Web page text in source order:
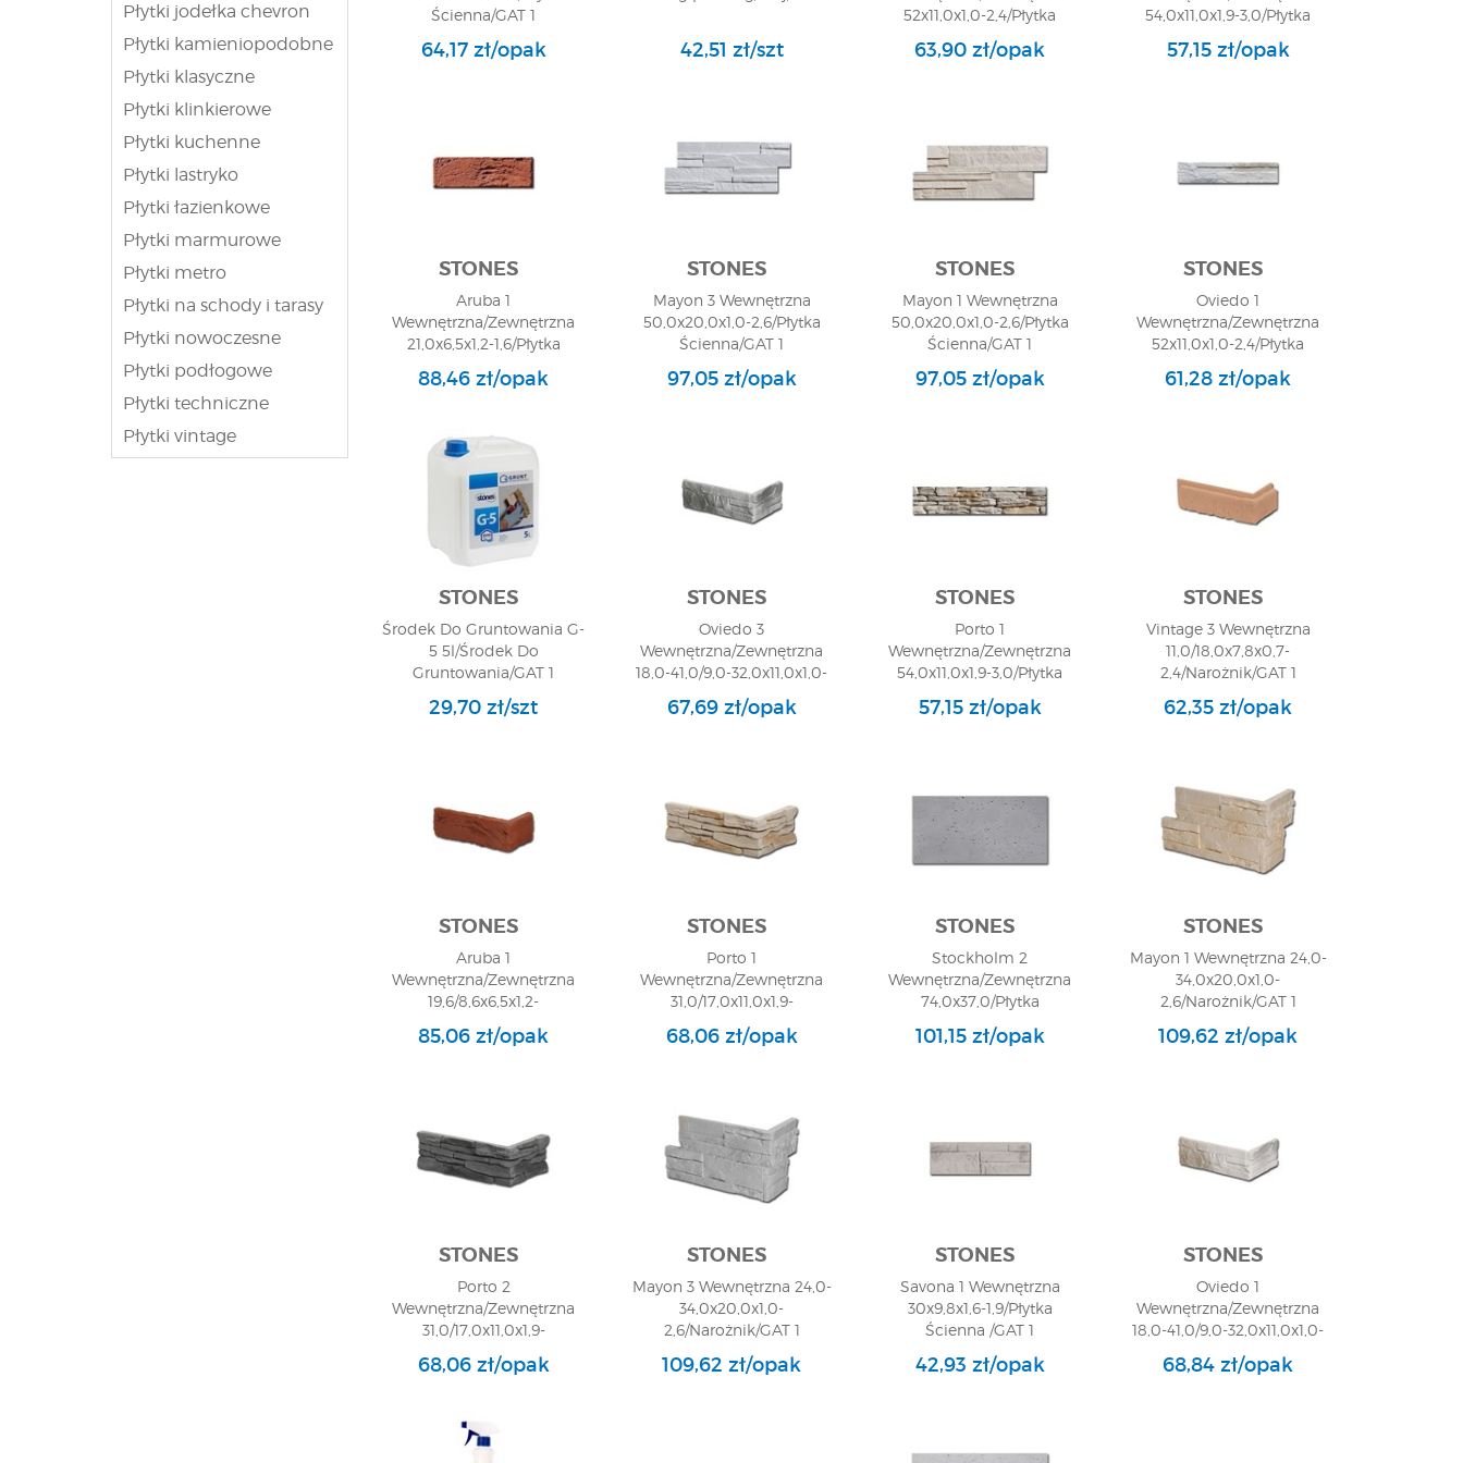
Płytki jodełka chevron
Płytki kamieniopodobne
Płytki klasyczne
Płytki klinkierowe
Płytki kuchenne
Płytki lastryko
Płytki łazienkowe
Płytki marmurowe
Płytki metro
Płytki na schody i tarasy
Płytki nowoczesne
Płytki podłogowe
Płytki techniczne
Płytki vintage
Ścienna/GAT 1
64,17 zł/opak 42,51 zł/szt
52x11,0x1,0-2,4/Płytka
Ścienna/GAT 1
63,90 zł/opak
54,0x11,0x1,9-3,0/Płytka
Ścienna/GAT 1
57,15 zł/opak
STONES
Aruba 1
Wewnętrzna/Zewnętrzna
21,0x6,5x1,2-1,6/Płytka
Ścienna/GAT 1
88,46 zł/opak
STONES
Mayon 3 Wewnętrzna
50,0x20,0x1,0-2,6/Płytka
Ścienna/GAT 1
97,05 zł/opak
STONES
Mayon 1 Wewnętrzna
50,0x20,0x1,0-2,6/Płytka
Ścienna/GAT 1
97,05 zł/opak
STONES
Oviedo 1
Wewnętrzna/Zewnętrzna
52x11,0x1,0-2,4/Płytka
Ścienna/GAT 1
61,28 zł/opak
STONES
Środek Do Gruntowania G-
5 5l/Środek Do
Gruntowania/GAT 1
29,70 zł/szt
STONES
Oviedo 3
Wewnętrzna/Zewnętrzna
18,0-41,0/9,0-32,0x11,0x1,0-
2,4/Narożnik/GAT 1
67,69 zł/opak
STONES
Porto 1
Wewnętrzna/Zewnętrzna
54,0x11,0x1,9-3,0/Płytka
Ścienna/GAT 1
57,15 zł/opak
STONES
Vintage 3 Wewnętrzna
11,0/18,0x7,8x0,7-
2,4/Narożnik/GAT 1
62,35 zł/opak
STONES
Aruba 1
Wewnętrzna/Zewnętrzna
19,6/8,6x6,5x1,2-
1,6/Narożnik/GAT 1
85,06 zł/opak
STONES
Porto 1
Wewnętrzna/Zewnętrzna
31,0/17,0x11,0x1,9-
3,0/Narożnik/GAT 1
68,06 zł/opak
STONES
Stockholm 2
Wewnętrzna/Zewnętrzna
74,0x37,0/Płytka
Architektoniczna/GAT 1
101,15 zł/opak
STONES
Mayon 1 Wewnętrzna 24,0-
34,0x20,0x1,0-
2,6/Narożnik/GAT 1
109,62 zł/opak
STONES
Porto 2
Wewnętrzna/Zewnętrzna
31,0/17,0x11,0x1,9-
3,0/Narożnik/GAT 1
68,06 zł/opak
STONES
Mayon 3 Wewnętrzna 24,0-
34,0x20,0x1,0-
2,6/Narożnik/GAT 1
109,62 zł/opak
STONES
Savona 1 Wewnętrzna
30x9,8x1,6-1,9/Płytka
Ścienna /GAT 1
42,93 zł/opak
STONES
Oviedo 1
Wewnętrzna/Zewnętrzna
18,0-41,0/9,0-32,0x11,0x1,0-
2,4/Narożnik/GAT 1
68,84 zł/opak